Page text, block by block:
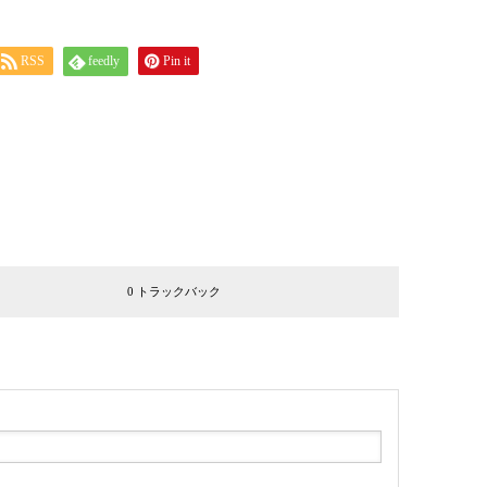
RSS feedly Pin it
0 トラックバック